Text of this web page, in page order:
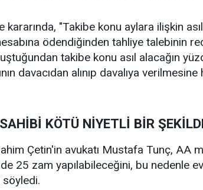
kararında, "Takibe konu aylara ilişkin
ödendiğinden tahliye talebinin
takibe konu asıl alacağın
davacıdan alınıp davalıya
KÖTÜ NİYETLİ BİR
Çetin'in avukatı Mustafa Tunç, AA
25 zam yapılabileceğini, bu nedenle